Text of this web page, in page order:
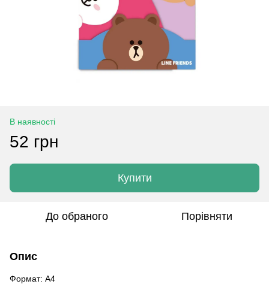
В наявності
52 грн
Купити
До обраного Порівняти
Опис
Формат: A4